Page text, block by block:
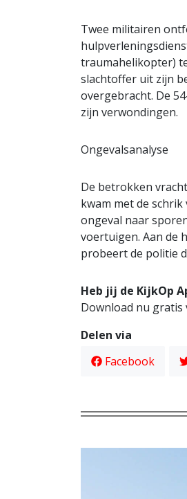
Twee militairen
traumahelikopter)
slachtoffer uit zijn
overgebracht. De
zijn verwondingen.
Ongevalsanalyse
De betrokken
kwam met de
ongeval naar
voertuigen. Aan de
probeert de politie
Heb jij de KijkOp
Download nu gratis
Delen via
Facebook